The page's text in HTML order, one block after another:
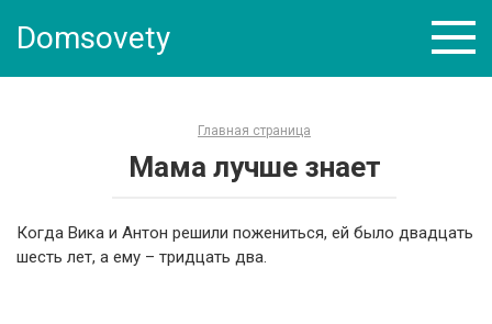
Domsovety
Главная страница
Мама лучше знает
Когда Вика и Антон решили пожениться, ей было двадцать
шесть лет, а ему – тридцать два.